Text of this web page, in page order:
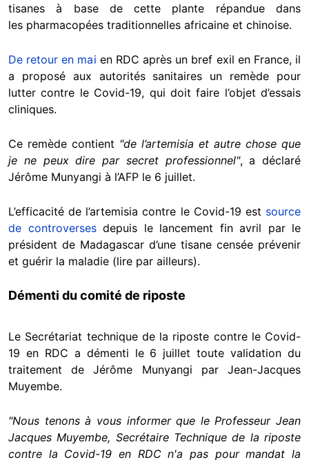
tisanes à base de cette plante répandue dans
les pharmacopées traditionnelles africaine et chinoise.
De retour en mai en RDC après un bref exil en France, il
a proposé aux autorités sanitaires un remède pour
lutter contre le Covid-19, qui doit faire l’objet d’essais
cliniques.
Ce remède contient "de l’artemisia et autre chose que
je ne peux dire par secret professionnel", a déclaré
Jérôme Munyangi à l’AFP le 6 juillet.
L’efficacité de l’artemisia contre le Covid-19 est source
de controverses depuis le lancement fin avril par le
président de Madagascar d’une tisane censée prévenir
et guérir la maladie (lire par ailleurs).
Démenti du comité de riposte
Le Secrétariat technique de la riposte contre le Covid-
19 en RDC a démenti le 6 juillet toute validation du
traitement de Jérôme Munyangi par Jean-Jacques
Muyembe.
"Nous tenons à vous informer que le Professeur Jean
Jacques Muyembe, Secrétaire Technique de la riposte
contre la Covid-19 en RDC n'a pas pour mandat la